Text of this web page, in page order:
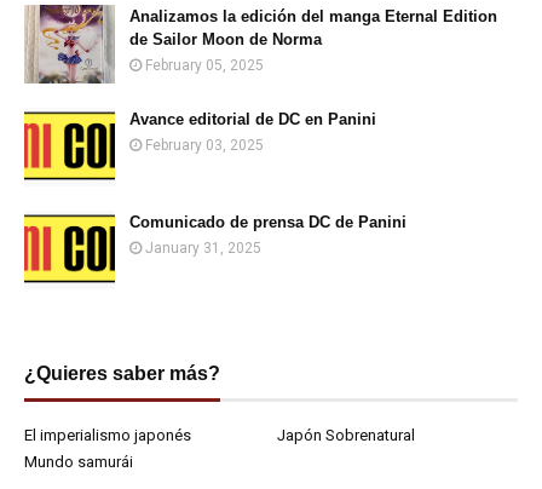
Analizamos la edición del manga Eternal Edition
de Sailor Moon de Norma
February 05, 2025
Avance editorial de DC en Panini
February 03, 2025
Comunicado de prensa DC de Panini
January 31, 2025
¿Quieres saber más?
El imperialismo japonés
Japón Sobrenatural
Mundo samurái